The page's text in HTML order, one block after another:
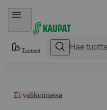
Hyppää sisältöön
Tuotteet
Ei valikoimassa